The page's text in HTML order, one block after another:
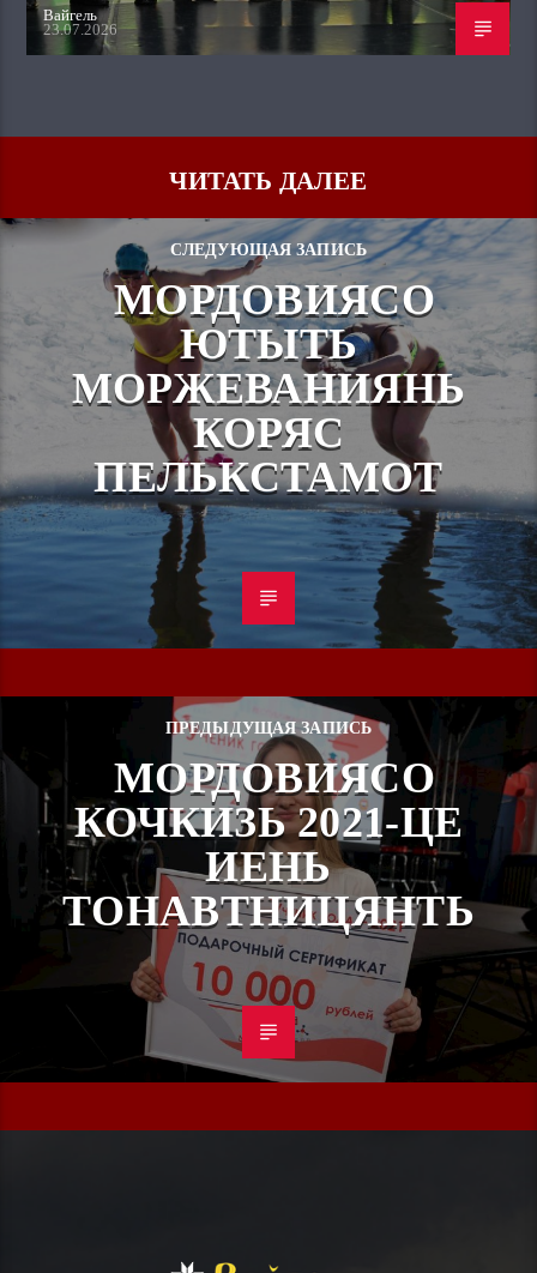
Вайгель
23.07.2026
ЧИТАТЬ ДАЛЕЕ
СЛЕДУЮЩАЯ ЗАПИСЬ
МОРДОВИЯСО
ЮТЫТЬ
МОРЖЕВАНИЯНЬ
КОРЯС
ПЕЛЬКСТАМОТ
ПРЕДЫДУЩАЯ ЗАПИСЬ
МОРДОВИЯСО
КОЧКИЗЬ 2021-ЦЕ
ИЕНЬ
ТОНАВТНИЦЯНТЬ